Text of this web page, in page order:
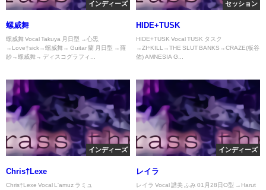
インディーズ
螺威舞
螺威舞 Vocal Takuya 月日型 →心黒
→Love†sick→螺威舞→ Guitar 蘭 月日型 →羅
紗→螺威舞→ ディスコグラフィ...
セッション
HIDE+TUSK
HIDE+TUSK Vocal TUSK タスク
→ZI÷KILL→THE SLUT BANKS→CRAZE(板谷
佑) AMNESIA G...
インディーズ
Chris†Lexe
Chris†Lexe Vocal L'amuz ラミュ
インディーズ
レイラ
レイラ Vocal 譜美 ふみ 01月28日O型 →Harut